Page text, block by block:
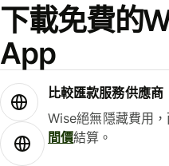
下載免費的
App
比較匯款服務供應商
Wise絕無隱藏費用
間價結算。